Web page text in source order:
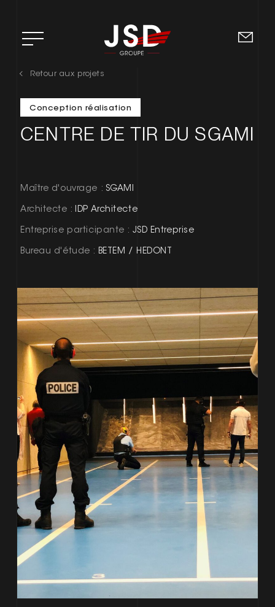
ACCUEIL
L’ENTREPRISE
DOMAINES D’EXPERTISE
RECRUTEMENT
CONTACT
Retour aux projets
Conception réalisation
CENTRE DE TIR DU SGAMI
Maître d'ouvrage : SGAMI
Architecte : IDP Architecte
Entreprise participante : JSD Entreprise
Bureau d'étude : BETEM / HEDONT